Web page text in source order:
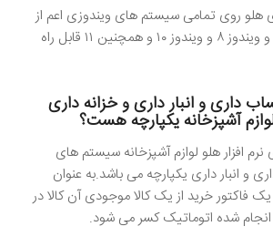
هلو روی تمامی سیستم های ویندوزی اعم از
اکس پی و ویندوز ۷ و ویندوز ۸ و ویندوز ۱۰ و همچنین ۱۱ قابل راه
داری و انبار داری و خزانه داری
آشپزخانه یکپارچه هست؟
افزار هلو لوازم آشپزخانه سیستم های
و انبار داری یکپارچه می باشد.به عنوان
فاکتور خرید از یک کالا موجودی آن کالا در
انجام شده اتوماتیک کسر می شود.